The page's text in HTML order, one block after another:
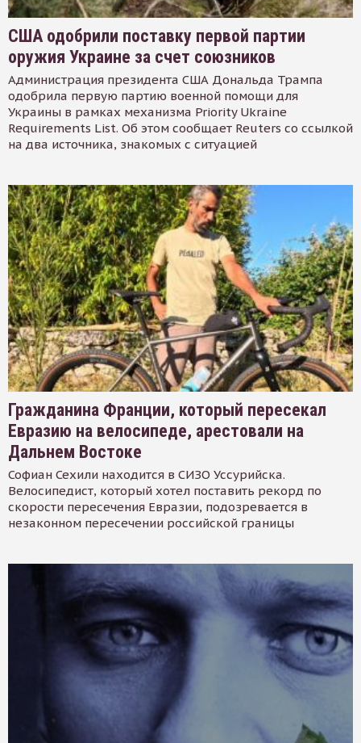
США одобрили поставку первой партии
оружия Украине за счет союзников
Администрация президента США Дональда Трампа
одобрила первую партию военной помощи для
Украины в рамках механизма Priority Ukraine
Requirements List. Об этом сообщает Reuters со ссылкой
на два источника, знакомых с ситуацией
Гражданина Франции, который пересекал
Евразию на велосипеде, арестовали на
Дальнем Востоке
Софиан Сехили находится в СИЗО Уссурийска.
Велосипедист, который хотел поставить рекорд по
скорости пересечения Евразии, подозревается в
незаконном пересечении российской границы